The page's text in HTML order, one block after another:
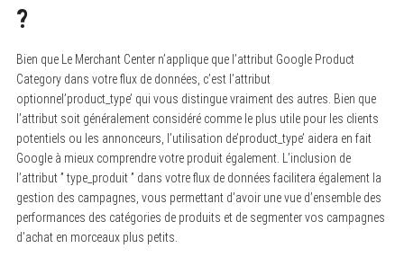
?
Bien que Le Merchant Center n’applique que l’attribut Google Product
Category dans votre flux de données, c’est l’attribut
optionnel’product_type’ qui vous distingue vraiment des autres. Bien que
l’attribut soit généralement considéré comme le plus utile pour les clients
potentiels ou les annonceurs, l’utilisation de’product_type’ aidera en fait
Google à mieux comprendre votre produit également. L’inclusion de
l’attribut ” type_produit ” dans votre flux de données facilitera également la
gestion des campagnes, vous permettant d’avoir une vue d’ensemble des
performances des catégories de produits et de segmenter vos campagnes
d’achat en morceaux plus petits.